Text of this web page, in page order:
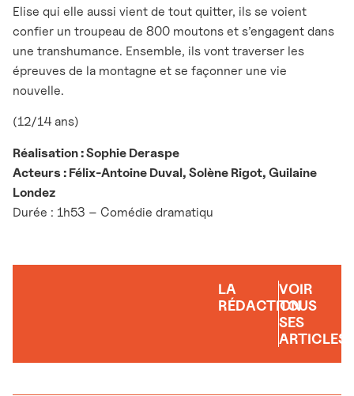
Elise qui elle aussi vient de tout quitter, ils se voient
confier un troupeau de 800 moutons et s’engagent dans
une transhumance. Ensemble, ils vont traverser les
épreuves de la montagne et se façonner une vie
nouvelle.
(12/14 ans)
Réalisation : Sophie Deraspe
Acteurs : Félix-Antoine Duval, Solène Rigot, Guilaine
Londez
Durée : 1h53 – Comédie dramatiqu
LA
RÉDACTION
VOIR
TOUS
SES
ARTICLES